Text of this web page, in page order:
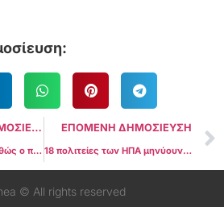
ΠΡΟΗΓΟΥΜΕΝΗ ΔΗΜΟΣΙΕΥΣΗ
Το Bitcoin υποχωρεί καθώς ο πρόεδρος της Fed Powell σηματοδοτεί ότι δεν υπάρχει βιασύνη για μείωση των επιτοκίων
ΕΠΟΜΕΝΗ ΔΗΜΟΣΙΕΥΣΗ
18 πολιτείες των ΗΠΑ μηνύουν την SEC και τον πρόεδρο Gary Gensler
© All rights reserved